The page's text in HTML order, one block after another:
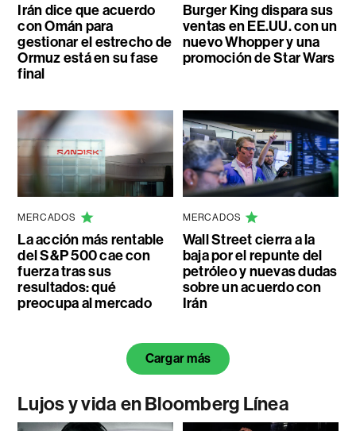
Irán dice que acuerdo
con Omán para
gestionar el estrecho de
Ormuz está en su fase
final
Burger King dispara sus
ventas en EE.UU. con un
nuevo Whopper y una
promoción de Star Wars
MERCADOS
La acción más rentable
del S&P 500 cae con
fuerza tras sus
resultados: qué
preocupa al mercado
MERCADOS
Wall Street cierra a la
baja por el repunte del
petróleo y nuevas dudas
sobre un acuerdo con
Irán
Cargar más
Lujos y vida en Bloomberg Línea